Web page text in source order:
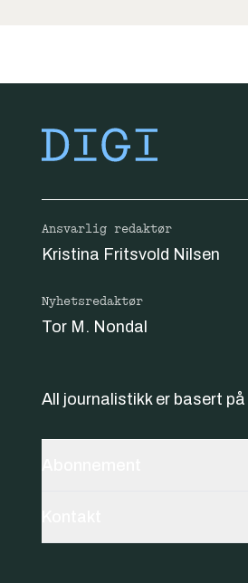
Ansvarlig redaktør
Kristina Fritsvold Nilsen
Nyhetsredaktør
Tor M. Nondal
All journalistikk er basert på